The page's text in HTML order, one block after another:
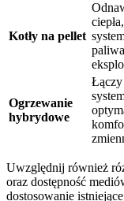
Kotły na pellet
Ogrzewanie
hybrydowe
Uwzględnij również
oraz dostępność
dostosowanie